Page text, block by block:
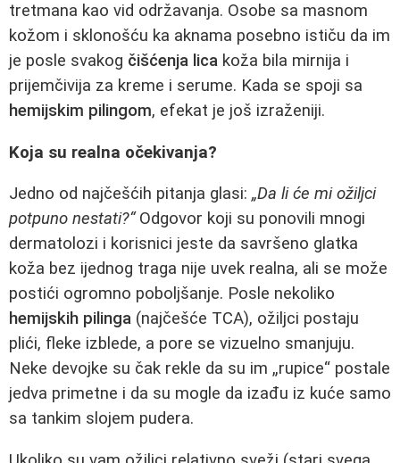
tretmana kao vid održavanja. Osobe sa masnom
kožom i sklonošću ka aknama posebno ističu da im
je posle svakog čišćenja lica koža bila mirnija i
prijemčivija za kreme i serume. Kada se spoji sa
hemijskim pilingom, efekat je još izraženiji.
Koja su realna očekivanja?
Jedno od najčešćih pitanja glasi: „Da li će mi ožiljci
potpuno nestati?“Odgovor koji su ponovili mnogi
dermatolozi i korisnici jeste da savršeno glatka
koža bez ijednog traga nije uvek realna, ali se može
postići ogromno poboljšanje. Posle nekoliko
hemijskih pilinga (najčešće TCA), ožiljci postaju
plići, fleke izblede, a pore se vizuelno smanjuju.
Neke devojke su čak rekle da su im „rupice“ postale
jedva primetne i da su mogle da izađu iz kuće samo
sa tankim slojem pudera.